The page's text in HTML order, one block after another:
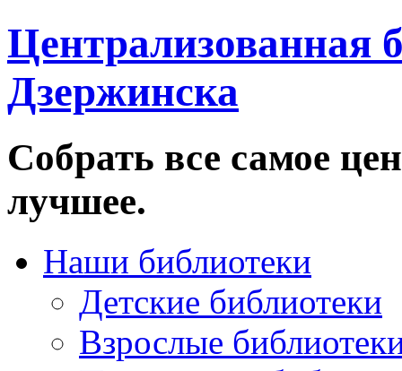
Централизованная
Дзержинска
Собрать все самое
лучшее.
Наши библиотеки
Детские библиотеки
Взрослые